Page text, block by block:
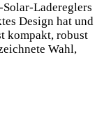
Ladereglers
Design hat und‍
kompakt, robust
Wahl,